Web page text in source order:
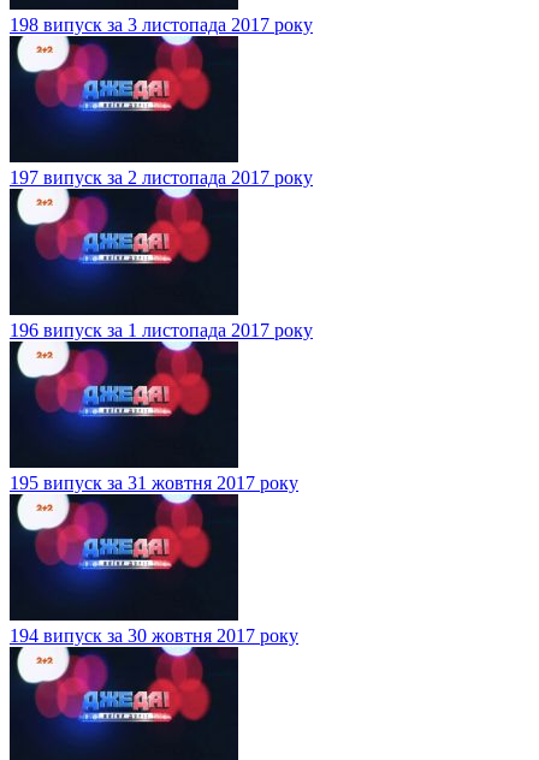
198 випуск за 3 листопада 2017 року
197 випуск за 2 листопада 2017 року
196 випуск за 1 листопада 2017 року
195 випуск за 31 жовтня 2017 року
194 випуск за 30 жовтня 2017 року